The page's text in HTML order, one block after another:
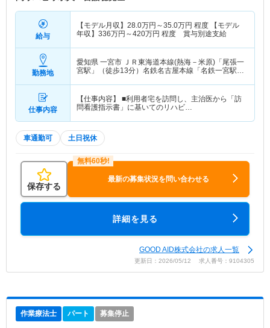
給与
【モデル月収】 28.0万円～35.0万円 程度 【モデル
年収】 336万円～420万円 程度 賞与別途支給
勤務地
愛知県 一宮市
ＪＲ東海道本線(熱海－米原)「尾張一
宮駅」（徒歩13分）名鉄名古屋本線「名鉄一宮駅」
仕事内容
【仕事内容】 ■利用者宅を訪問し、主治医から「訪
問看護指示書」に基いてのリハビ…
車通勤可 土日祝休
保存する
最新の募集状況を問い合わせる
詳細を見る
GOOD AID株式会社の求人一覧
更新日：2026/05/12 求人番号：9104305
作業療法士 パート 募集停止